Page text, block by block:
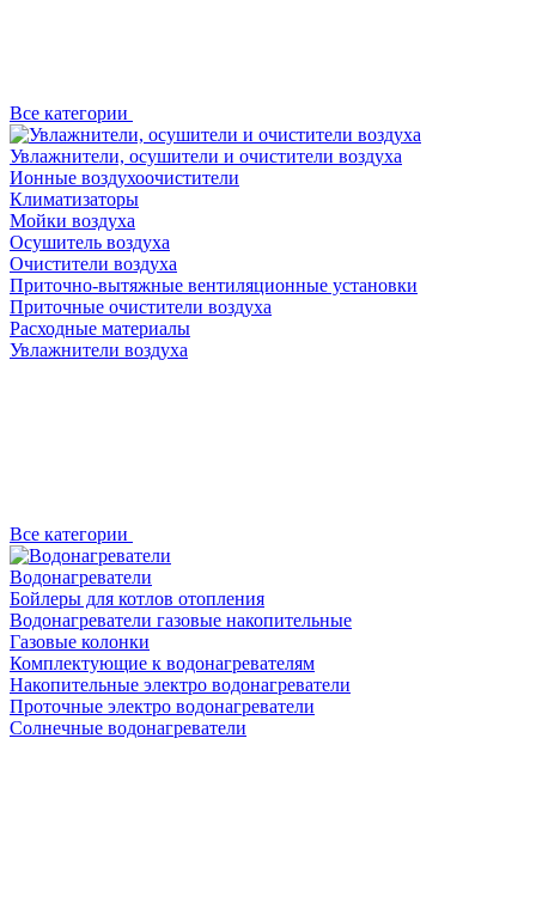
Все категории
Увлажнители, осушители и очистители воздуха
Ионные воздухоочистители
Климатизаторы
Мойки воздуха
Осушитель воздуха
Очистители воздуха
Приточно-вытяжные вентиляционные установки
Приточные очистители воздуха
Расходные материалы
Увлажнители воздуха
Все категории
Водонагреватели
Бойлеры для котлов отопления
Водонагреватели газовые накопительные
Газовые колонки
Комплектующие к водонагревателям
Накопительные электро водонагреватели
Проточные электро водонагреватели
Солнечные водонагреватели